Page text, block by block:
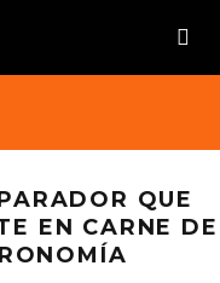
QUE
EN CARNE DE